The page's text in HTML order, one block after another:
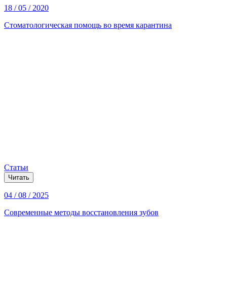
18 / 05 / 2020
Стоматологическая помощь во время карантина
Статьи
Читать
04 / 08 / 2025
Современные методы восстановления зубов